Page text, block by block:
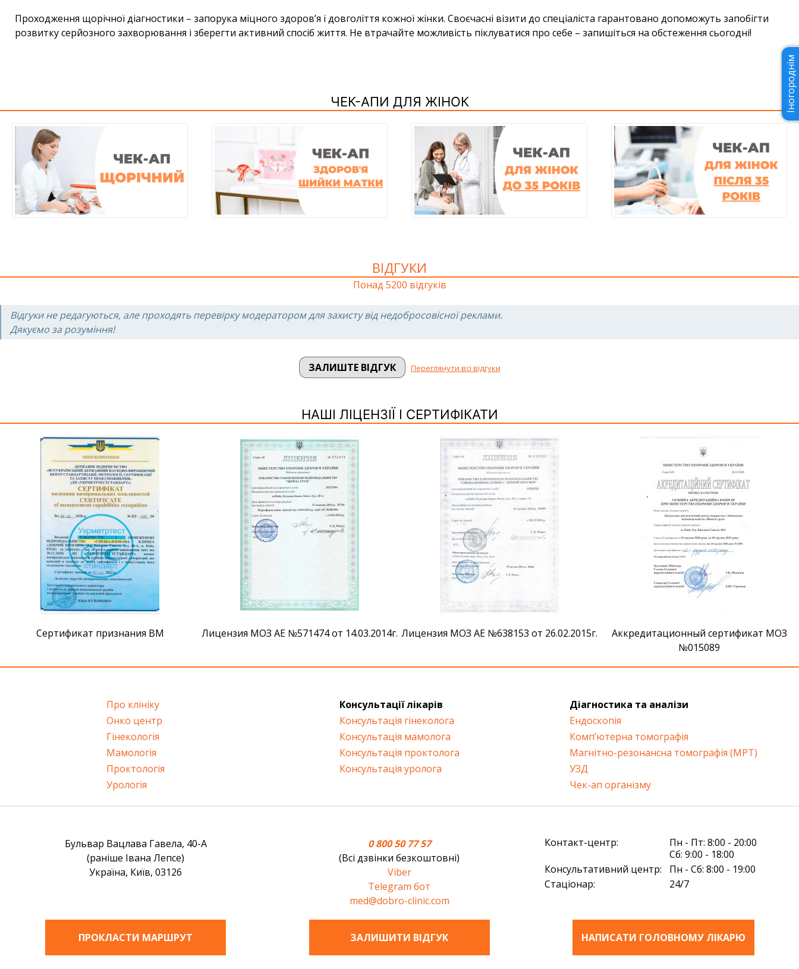
Проходження щорічної діагностики – запорука міцного здоров’я і довголіття кожної жінки. Своєчасні візити до спеціаліста гарантовано допоможуть запобігти
розвитку серйозного захворювання і зберегти активний спосіб життя. Не втрачайте можливість піклуватися про себе – запишіться на обстеження сьогодні!
ЧЕК-АПИ ДЛЯ ЖІНОК
ВІДГУКИ
Понад 5200 відгуків
Відгуки не редагуються, але проходять перевірку модератором для захисту від недобросовісної реклами.
Дякуємо за розуміння!
ЗАЛИШТЕ ВІДГУК Переглянути всі відгуки
НАШІ ЛІЦЕНЗІЇ І СЕРТИФІКАТИ
Сертификат признания ВМ Лицензия МОЗ АЕ №571474 от 14.03.2014г. Лицензия МОЗ АЕ №638153 от 26.02.2015г.
Аккредитационный сертификат МОЗ
№015089
Про клініку
Онко центр
Гінекологія
Мамологія
Проктологія
Урологія
Консультації лікарів
Консультація гінеколога
Консультація мамолога
Консультація проктолога
Консультація уролога
Діагностика та аналізи
Ендоскопія
Комп’ютерна томографія
Магнітно-резонансна томографія (МРТ)
УЗД
Чек-ап організму
Бульвар Вацлава Гавела, 40-А
(раніше Івана Лепсе)
Україна, Київ, 03126
ПРОКЛАСТИ МАРШРУТ
0 800 50 77 57
(Всі дзвінки безкоштовні)
Viber
Telegram бот
med@dobro-clinic.com
ЗАЛИШИТИ ВIДГУК
Контакт-центр:
Пн - Пт: 8:00 - 20:00
Сб: 9:00 - 18:00
Консультативний центр:
Пн - Сб: 8:00 - 19:00
Стаціонар:
24/7
НАПИСАТИ ГОЛОВНОМУ ЛІКАРЮ
Іногороднім